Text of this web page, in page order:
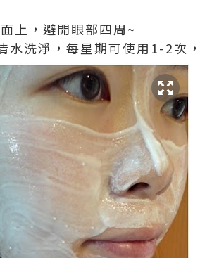
上，避開眼部四周~
水洗淨，每星期可使用1-2次